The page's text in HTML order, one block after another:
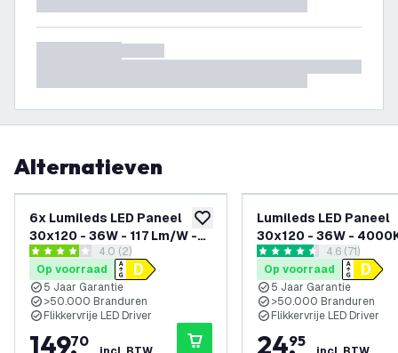
Alternatieven
toevoegen aan verlanglijst
6x Lumileds LED Paneel
30x120 - 36W - 117 Lm/W -
3000K - UGR <22 - 5 jaar
garantie
reviews drawer openen
4 score sterren4.0 (2)
Op voorraad
5 Jaar Garantie
>50.000 Branduren
Flikkervrije LED Driver
149,
70
Lumileds LED Paneel
30x120 - 36W -
lm/W - UGR <22 - 5
Garantie
reviews
4.6 score sterren4.6 (71)
Op voorraad
5 Jaar Garantie
>50.000 Branduren
Flikkervrije LED Driver
24,
95